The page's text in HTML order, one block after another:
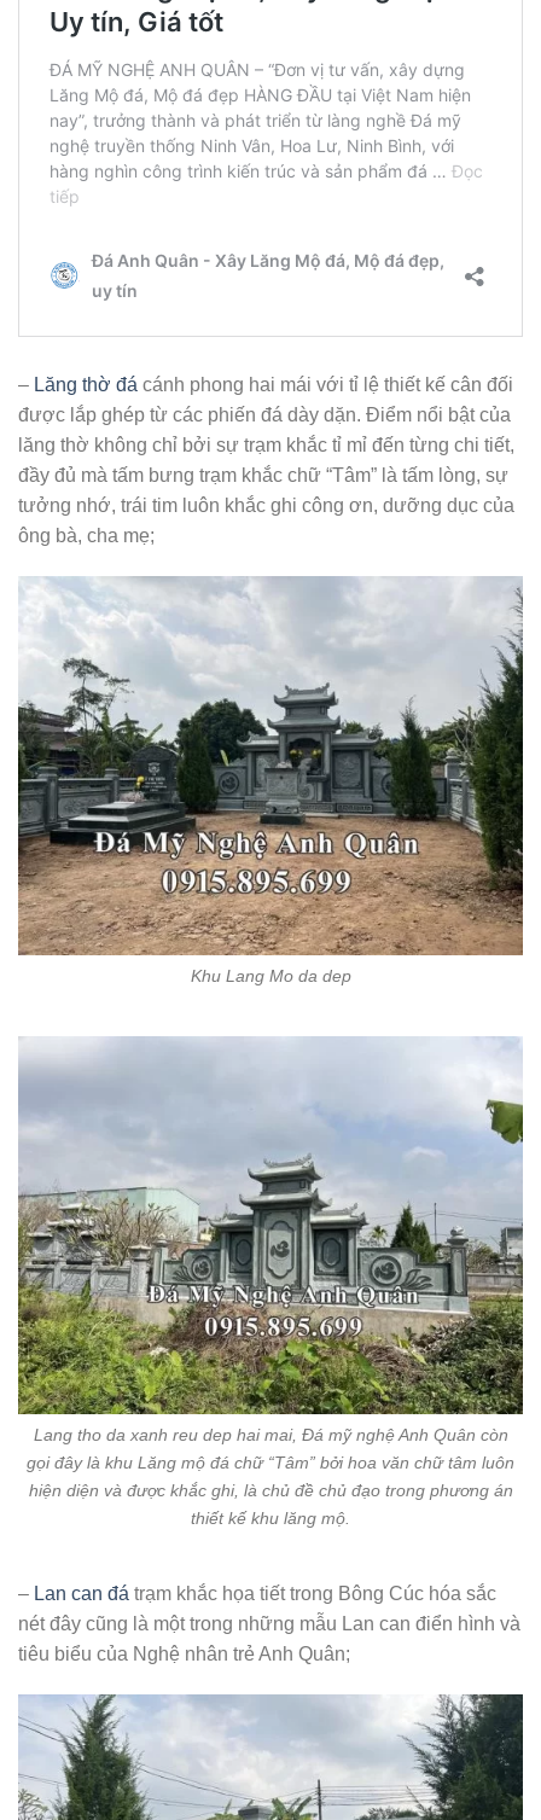
– Lăng thờ đá cánh phong hai mái với tỉ lệ thiết kế cân đối
được lắp ghép từ các phiến đá dày dặn. Điểm nổi bật của
lăng thờ không chỉ bởi sự trạm khắc tỉ mỉ đến từng chi tiết,
đầy đủ mà tấm bưng trạm khắc chữ “Tâm” là tấm lòng, sự
tưởng nhớ, trái tim luôn khắc ghi công ơn, dưỡng dục của
ông bà, cha mẹ;
Khu Lang Mo da dep
Lang tho da xanh reu dep hai mai, Đá mỹ nghệ Anh Quân còn
gọi đây là khu Lăng mộ đá chữ “Tâm” bởi hoa văn chữ tâm luôn
hiện diện và được khắc ghi, là chủ đề chủ đạo trong phương án
thiết kế khu lăng mộ.
– Lan can đá trạm khắc họa tiết trong Bông Cúc hóa sắc
nét đây cũng là một trong những mẫu Lan can điển hình và
tiêu biểu của Nghệ nhân trẻ Anh Quân;